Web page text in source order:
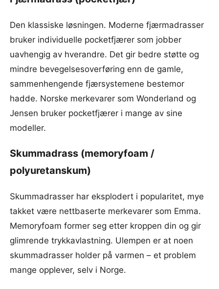
Den klassiske løsningen. Moderne fjærmadrasser
bruker individuelle pocketfjærer som jobber
uavhengig av hverandre. Det gir bedre støtte og
mindre bevegelsesoverføring enn de gamle,
sammenhengende fjærsystemene bestemor
hadde. Norske merkevarer som Wonderland og
Jensen bruker pocketfjærer i mange av sine
modeller.
Skummadrass (memoryfoam /
polyuretanskum)
Skummadrasser har eksplodert i popularitet, mye
takket være nettbaserte merkevarer som Emma.
Memoryfoam former seg etter kroppen din og gir
glimrende trykkavlastning. Ulempen er at noen
skummadrasser holder på varmen – et problem
mange opplever, selv i Norge.